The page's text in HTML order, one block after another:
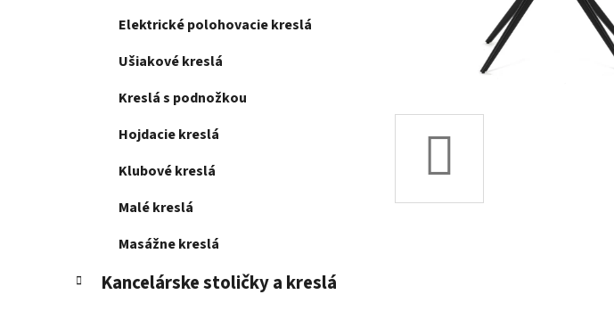
Elektrické polohovacie kreslá
Ušiakové kreslá
Kreslá s podnožkou
Hojdacie kreslá
Klubové kreslá
Malé kreslá
Masážne kreslá
Kancelárske stoličky a kreslá